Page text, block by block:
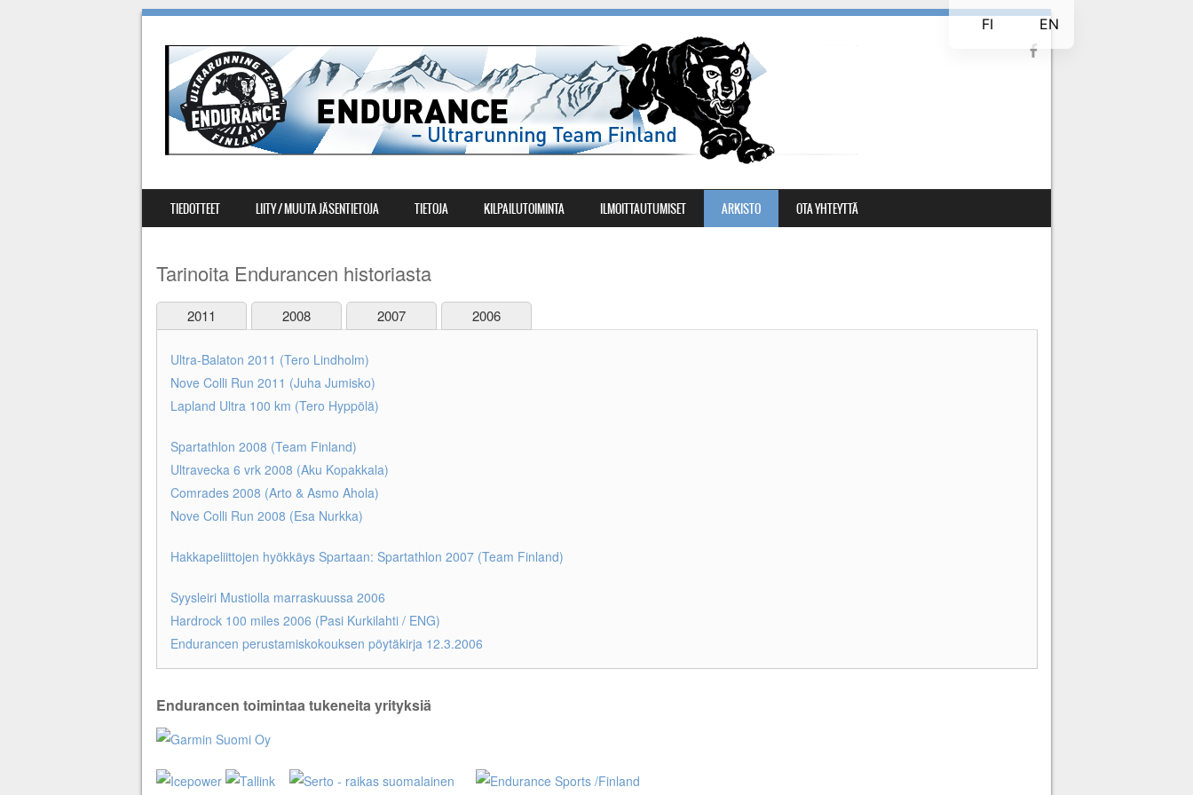
VALIKKO
SIIRRY SISÄLTÖÖN
TIEDOTTEET LIITY / MUUTA JÄSENTIETOJA TIETOJA KILPAILUTOIMINTA ILMOITTAUTUMISET ARKISTO OTA YHTEYTTÄ
Tarinoita Endurancen historiasta
2011 2008 2007 2006
Ultra-Balaton 2011 (Tero Lindholm)
Nove Colli Run 2011 (Juha Jumisko)
Lapland Ultra 100 km (Tero Hyppölä)
Spartathlon 2008 (Team Finland)
Ultravecka 6 vrk 2008 (Aku Kopakkala)
Comrades 2008 (Arto & Asmo Ahola)
Nove Colli Run 2008 (Esa Nurkka)
Hakkapeliittojen hyökkäys Spartaan: Spartathlon 2007 (Team Finland)
Syysleiri Mustiolla marraskuussa 2006
Hardrock 100 miles 2006 (Pasi Kurkilahti / ENG)
Endurancen perustamiskokouksen pöytäkirja 12.3.2006
Endurancen toimintaa tukeneita yrityksiä
FI EN